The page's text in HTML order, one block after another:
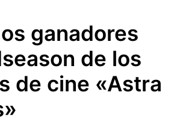
ganadores
de los
de cine «Astra